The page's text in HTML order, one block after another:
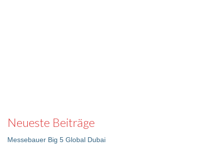
Neueste Beiträge
Messebauer Big 5 Global Dubai